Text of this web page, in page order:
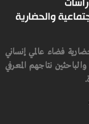
فضاء عالمي إنساني
نتاجهم المعرفي